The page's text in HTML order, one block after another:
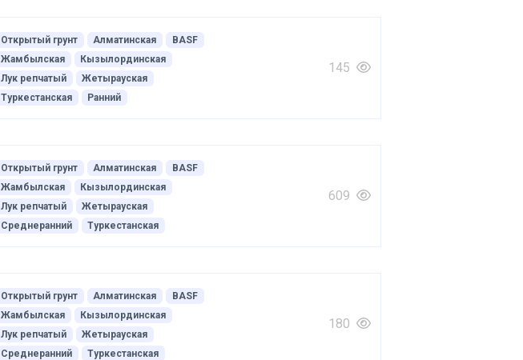
Открытый грунт Алматинская
BASF
Жамбылская
Кызылординская
Лук репчатый
Жетырауская
Туркестанская
Ранний
145
Открытый грунт Алматинская
BASF
Жамбылская
Кызылординская
Лук репчатый
Жетырауская
Среднеранний
Туркестанская
609
Открытый грунт Алматинская
BASF
Жамбылская
Кызылординская
Лук репчатый
Жетырауская
Среднеранний
Туркестанская
180